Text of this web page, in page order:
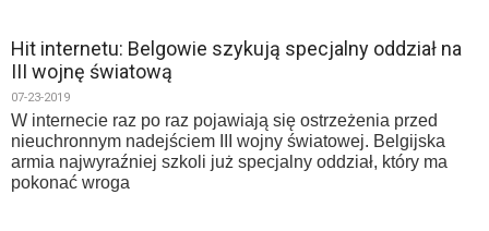
Hit internetu: Belgowie szykują specjalny oddział na
III wojnę światową
07-23-2019
W internecie raz po raz pojawiają się ostrzeżenia przed
nieuchronnym nadejściem III wojny światowej. Belgijska
armia najwyraźniej szkoli już specjalny oddział, który ma
pokonać wroga